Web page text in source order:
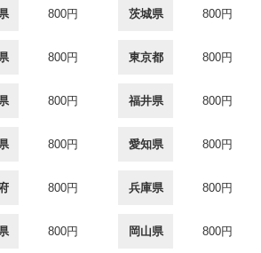
800円 茨城県 800円
800円 東京都 800円
800円 福井県 800円
800円 愛知県 800円
800円 兵庫県 800円
800円 岡山県 800円